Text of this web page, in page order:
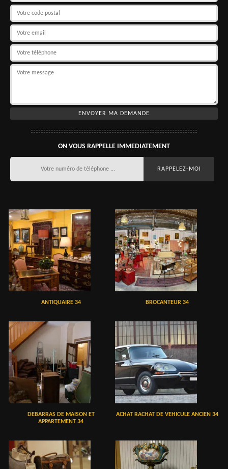
ON VOUS RAPPELLE IMMEDIATEMENT
ANTIQUAIRE 34 BROCANTEUR 34
DEBARRAS DE MAISON ET
APPARTEMENT 34
ACHAT RACHAT DE VEHICULE ANCIEN 34